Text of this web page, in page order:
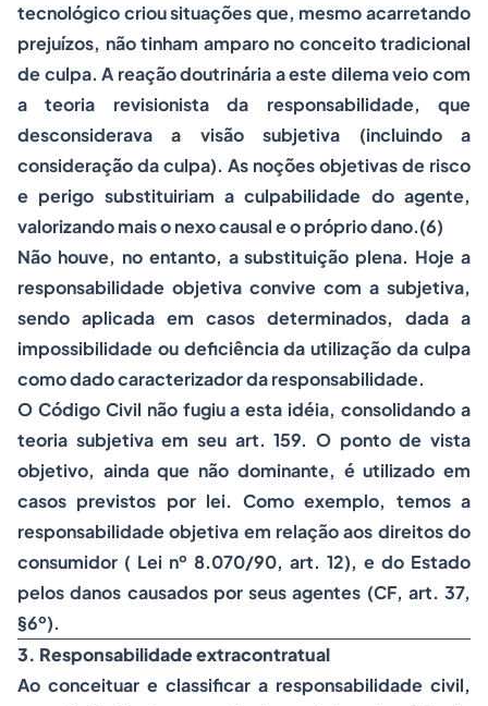
tecnológico criou situações que, mesmo acarretando
prejuízos, não tinham amparo no conceito tradicional
de culpa. A reação doutrinária a este dilema veio com
ateoria revisionista da responsabilidade, que
desconsiderava a visão subjetiva (incluindo a
consideração da culpa). As noções objetivas de risco
e perigo substituiriam a culpabilidade do agente,
valorizando mais o nexo causal e o próprio dano.(6)
Não houve, no entanto, a substituição plena. Hoje a
responsabilidade objetiva convive com a subjetiva,
sendo aplicada em casos determinados, dada a
impossibilidade ou deficiência da utilização da culpa
como dado caracterizador da responsabilidade.
O Código Civil não fugiu a esta idéia, consolidando a
teoria subjetiva em seu art. 159. O ponto de vista
objetivo, ainda que não dominante, é utilizado em
casos previstos por lei. Como exemplo, temos a
responsabilidade objetiva em relação aos direitos do
consumidor ( Lei nº 8.070/90, art. 12), e do Estado
pelos danos causados por seus agentes (CF, art. 37,
§6º).
3. Responsabilidade extracontratual
Ao conceituar e classificar a responsabilidade civil,